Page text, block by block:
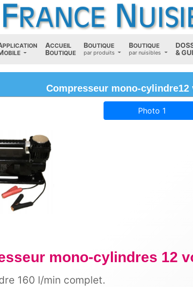
PPLICATION
OBILE
ACCUEIL
BOUTIQUE(current)
BOUTIQUE
par produits
BOUTIQUE
par nuisibles
D
&G
Compresseur mono-cylindre12
Photo 1
mono-cylindres 12
160 l/min complet.